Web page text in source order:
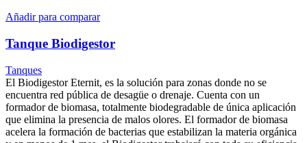
Añadir para comparar
Tanque Biodigestor
Tanques
El Biodigestor Eternit, es la solución para zonas donde no se
encuentra red pública de desagüe o drenaje. Cuenta con un
formador de biomasa, totalmente biodegradable de única aplicación
que elimina la presencia de malos olores. El formador de biomasa
acelera la formación de bacterias que estabilizan la materia orgánica